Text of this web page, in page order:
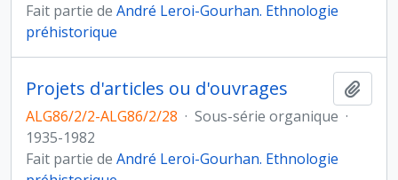
Fait partie de André Leroi-Gourhan. Ethnologie
préhistorique
Projets d'articles ou d'ouvrages
ALG86/2/2-ALG86/2/28 · Sous-série organique ·
1935-1982
Fait partie de André Leroi-Gourhan. Ethnologie